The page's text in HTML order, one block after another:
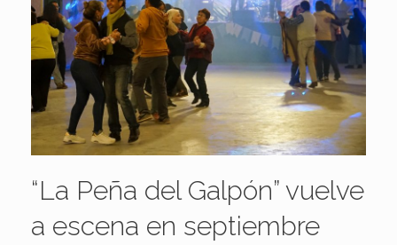
“La Peña del Galpón” vuelve
a escena en septiembre